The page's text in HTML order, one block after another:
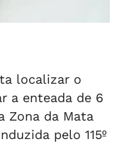
localizar o
a enteada de 6
Zona da Mata
pelo 115º